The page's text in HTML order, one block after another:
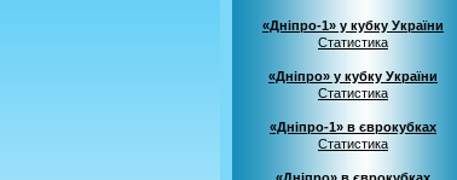
«Дніпро-1» у кубку України
Статистика
«Дніпро» у кубку України
Статистика
«Дніпро-1» в єврокубках
Статистика